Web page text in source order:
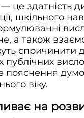
це здатність
шкільного
а також
спричинити
публічних
пояснення
віку.
на